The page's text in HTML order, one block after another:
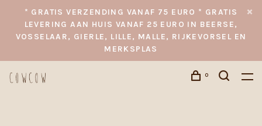
* GRATIS VERZENDING VANAF 75 EURO * GRATIS
LEVERING AAN HUIS VANAF 25 EURO IN BEERSE,
VOSSELAAR, GIERLE, LILLE, MALLE, RIJKEVORSEL EN
MERKSPLAS
0